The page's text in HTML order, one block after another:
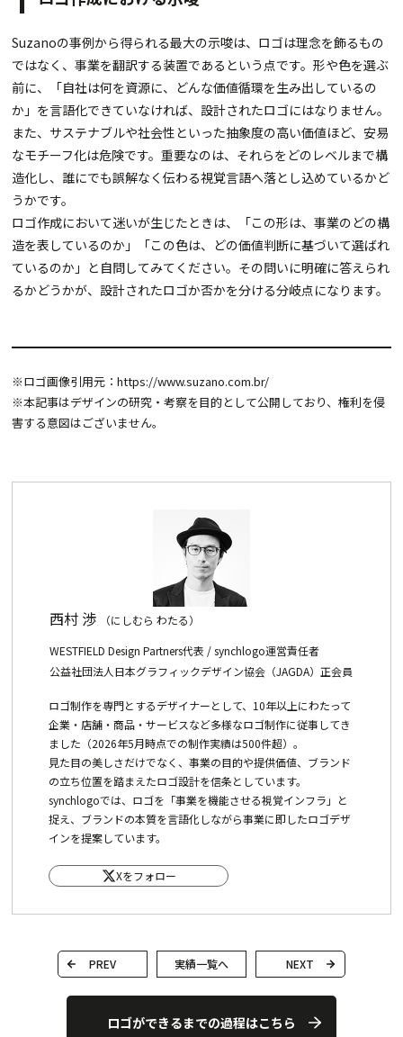
Suzanoの事例から得られる最大の示唆は、ロゴは理念を飾るもの
ではなく、事業を翻訳する装置であるという点です。形や色を選ぶ
前に、「自社は何を資源に、どんな価値循環を生み出しているの
か」を言語化できていなければ、設計されたロゴにはなりません。
また、サステナブルや社会性といった抽象度の高い価値ほど、安易
なモチーフ化は危険です。重要なのは、それらをどのレベルまで構
造化し、誰にでも誤解なく伝わる視覚言語へ落とし込めているかど
うかです。
ロゴ作成において迷いが生じたときは、「この形は、事業のどの構
造を表しているのか」「この色は、どの価値判断に基づいて選ばれ
ているのか」と自問してみてください。その問いに明確に答えられ
るかどうかが、設計されたロゴか否かを分ける分岐点になります。
※ロゴ画像引用元：https://www.suzano.com.br/
※本記事はデザインの研究・考察を目的として公開しており、権利を侵
害する意図はございません。
西村 渉
（にしむら わたる）
WESTFIELD Design Partners代表 / synchlogo運営責任者
公益社団法人日本グラフィックデザイン協会（JAGDA）正会員
ロゴ制作を専門とするデザイナーとして、10年以上にわたって
企業・店舗・商品・サービスなど多様なロゴ制作に従事してき
ました（2026年5月時点での制作実績は500件超）。
見た目の美しさだけでなく、事業の目的や提供価値、ブランド
の立ち位置を踏まえたロゴ設計を信条としています。
synchlogoでは、ロゴを「事業を機能させる視覚インフラ」と
捉え、ブランドの本質を言語化しながら事業に即したロゴデザ
インを提案しています。
Xをフォロー
PREV 実績一覧へ NEXT
ロゴができるまでの過程はこちら